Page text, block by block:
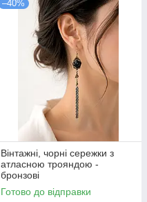
–40%
Вінтажні, чорні сережки з
атласною трояндою -
бронзові
Готово до відправки